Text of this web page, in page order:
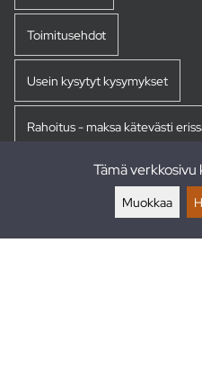
Toimitusehdot
Usein kysytyt kysymykset
Rahoitus - maksa kätevästi
Tämä
Muokkaa